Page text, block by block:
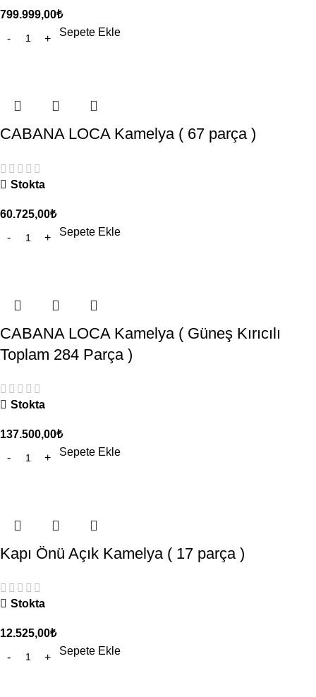
799.999,00₺
Sepete Ekle
CABANA LOCA Kamelya ( 67 parça )
Stokta
60.725,00₺
Sepete Ekle
CABANA LOCA Kamelya ( Güneş Kırıcılı
Toplam 284 Parça )
Stokta
137.500,00₺
Sepete Ekle
Kapı Önü Açık Kamelya ( 17 parça )
Stokta
12.525,00₺
Sepete Ekle